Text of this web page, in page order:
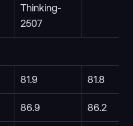
Thinking-
2507
81.9
81.8
86.9
86.2